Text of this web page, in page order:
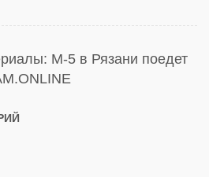
М-5 в Рязани поедет